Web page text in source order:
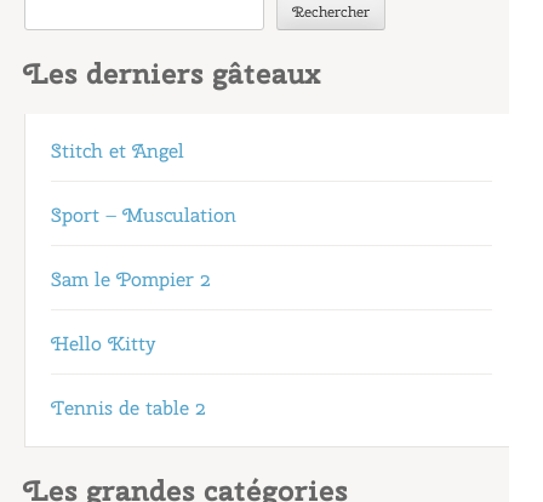
Rechercher
Les derniers gâteaux
Stitch et Angel
Sport – Musculation
Sam le Pompier 2
Hello Kitty
Tennis de table 2
Les grandes catégories